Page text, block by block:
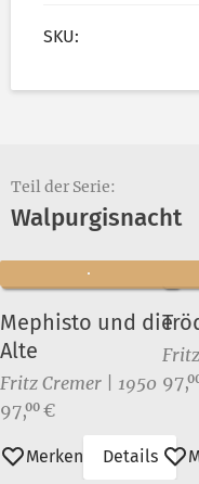
SKU:
Teil der Serie:
Walpurgisnacht
Mephisto und die
Alte
Fritz Cremer | 1950
Preis:
97,00 €
Merken Details
97,